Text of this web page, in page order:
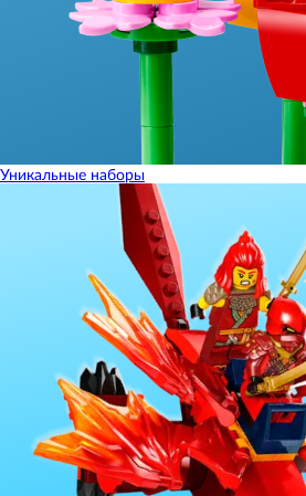
Уникальные наборы